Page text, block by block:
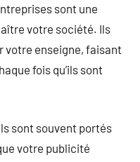
sont une
votre société. Ils
votre enseigne, faisant
fois qu’ils sont
sont souvent portés
votre publicité